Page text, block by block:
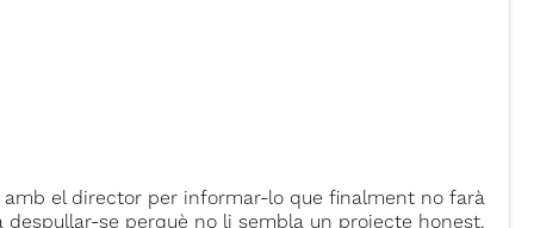
el director per informar-lo que finalment no farà
despullar-se perquè no li sembla un projecte honest.